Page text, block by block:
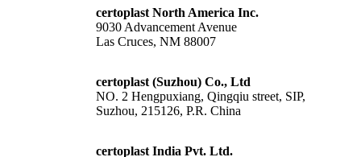
certoplast North America Inc.
9030 Advancement Avenue
Las Cruces, NM 88007
certoplast (Suzhou) Co., Ltd
NO. 2 Hengpuxiang, Qingqiu street, SIP,
Suzhou, 215126, P.R. China
certoplast India Pvt. Ltd.